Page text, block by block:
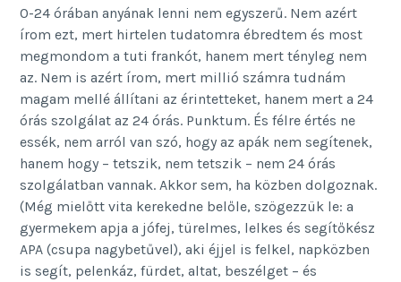
0-24 órában anyának lenni nem egyszerű. Nem azért
írom ezt, mert hirtelen tudatomra ébredtem és most
megmondom a tuti frankót, hanem mert tényleg nem
az. Nem is azért írom, mert millió számra tudnám
magam mellé állítani az érintetteket, hanem mert a 24
órás szolgálat az 24 órás. Punktum. És félre értés ne
essék, nem arról van szó, hogy az apák nem segítenek,
hanem hogy – tetszik, nem tetszik – nem 24 órás
szolgálatban vannak. Akkor sem, ha közben dolgoznak.
(Még mielőtt vita kerekedne belőle, szögezzük le: a
gyermekem apja a jófej, türelmes, lelkes és segítőkész
APA (csupa nagybetűvel), aki éjjel is felkel, napközben
is segít, pelenkáz, fürdet, altat, beszélget – és